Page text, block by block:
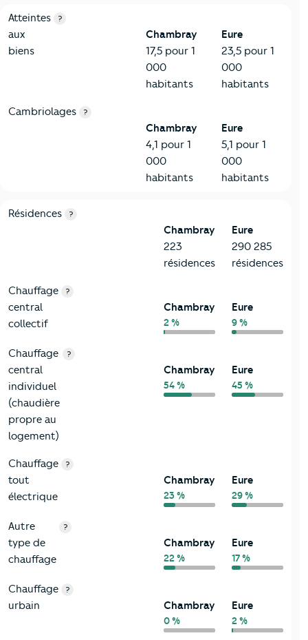
7-Sécurité
Critères
Atteintes
aux
biens
?
Chambray
17,5 pour 1
000
habitants
Eure
23,5 pour 1
000
habitants
Cambriolages ?
Chambray
4,1 pour 1
000
habitants
Eure
5,1 pour 1
000
habitants
8-Chauffage
Critères Chambray
Résidences ?
Chambray
223
résidences
Eure
290 285
résidences
Chauffage
central
collectif
?
Chambray
2 %
Eure
9 %
Chauffage
central
individuel
(chaudière
propre au
logement)
?
Chambray
54 %
Eure
45 %
Chauffage
tout
électrique
?
Chambray
23 %
Eure
29 %
Autre
type de
chauffage
?
Chambray
22 %
Eure
17 %
Chauffage
urbain
?
Chambray
0 %
Eure
2 %